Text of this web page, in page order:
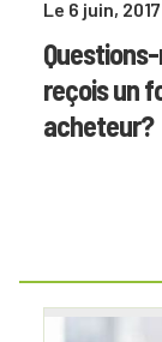
Le 6 juin, 2017
reçois un
acheteur?